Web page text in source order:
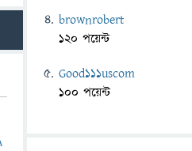
brownrobert
120 পয়েন্ট
Good111uscom
100 পয়েন্ট